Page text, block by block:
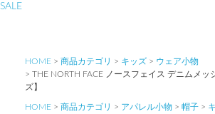
SALE
HOME 商品カテゴリ キッズ
ウェア小物
THE NORTH FACE ノースフェイス デニムメッ
ズ】
HOME 商品カテゴリ アパレル小物 帽子